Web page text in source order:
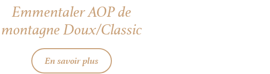
Emmentaler AOP de
montagne Doux/Classic
En savoir plus